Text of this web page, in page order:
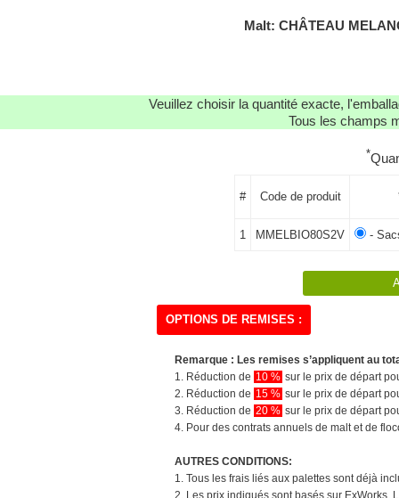
Malt: CHÂTEAU
Veuillez choisir la quantité exacte,
Tous les champs
*
# Code de produit
1 MMELBIO80S2V -
OPTIONS DE REMISES :
Remarque : Les remises s’appliquent au
1. Réduction de 10 % sur le prix de départ
2. Réduction de 15 % sur le prix de départ
3. Réduction de 20 % sur le prix de départ
4. Pour des contrats annuels de malt et de
AUTRES CONDITIONS:
1. Tous les frais liés aux palettes sont déjà
2. Les prix indiqués sont basés sur ExWorks.